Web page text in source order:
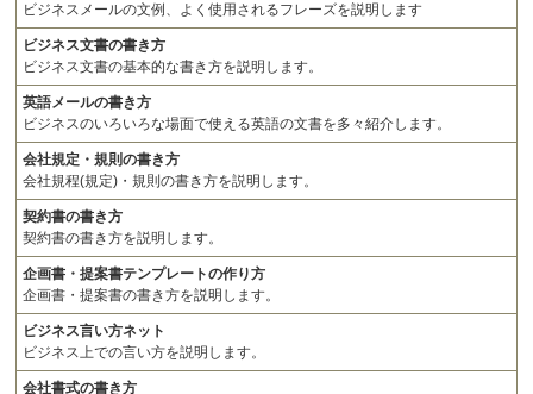
ビジネスメールの文例、よく使用されるフレーズを説明します
ビジネス文書の書き方
ビジネス文書の基本的な書き方を説明します。
英語メールの書き方
ビジネスのいろいろな場面で使える英語の文書を多々紹介します。
会社規定・規則の書き方
会社規程(規定)・規則の書き方を説明します。
契約書の書き方
契約書の書き方を説明します。
企画書・提案書テンプレートの作り方
企画書・提案書の書き方を説明します。
ビジネス言い方ネット
ビジネス上での言い方を説明します。
会社書式の書き方